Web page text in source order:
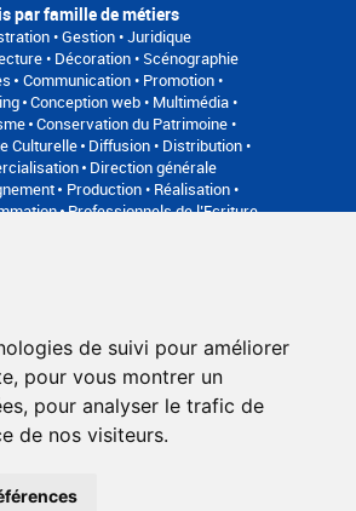
de suivi pour améliorer
pour vous montrer un
pour analyser le trafic de
de nos visiteurs.
par famille de métiers
• Gestion • Juridique
• Décoration • Scénographie
Communication • Promotion •
Conception web • Multimédia •
Conservation du Patrimoine •
Culturelle Diffusion • Distribution •
Direction générale
Production • Réalisation •
Professionnels de l’Ecriture
techniques de recherche